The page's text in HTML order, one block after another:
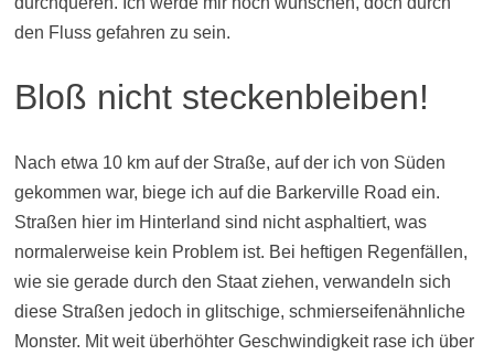
den Fluss gefahren zu sein.
Bloß nicht steckenbleiben!
Nach etwa 10 km auf der Straße, auf der ich von Süden
gekommen war, biege ich auf die Barkerville Road ein.
Straßen hier im Hinterland sind nicht asphaltiert, was
normalerweise kein Problem ist. Bei heftigen Regenfällen,
wie sie gerade durch den Staat ziehen, verwandeln sich
diese Straßen jedoch in glitschige, schmierseifenähnliche
Monster. Mit weit überhöhter Geschwindigkeit rase ich über